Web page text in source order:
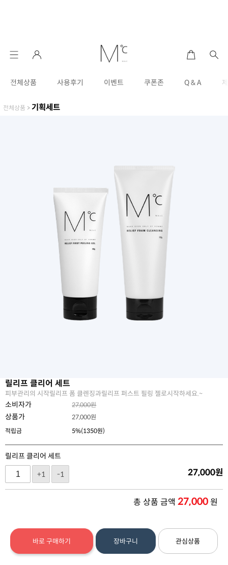
전체상품 사용후기 이벤트 쿠폰존 Q & A
전체상품 > 기획세트
릴리프 클리어 세트
피부관리의 시작릴리프 폼 클렌징과릴리프 퍼스트 필링 젤로시작하세요.~
소비자가 27,000원
상품가 27,000원
적립금
5%(1350원)
릴리프 클리어 세트
+1
-1 27,000원
총 상품 금액 27,000원
바로 구매하기 장바구니 관심상품